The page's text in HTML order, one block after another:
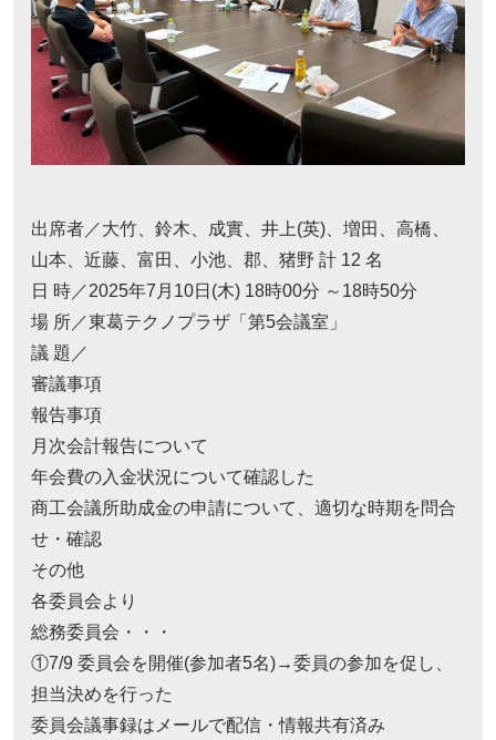
出席者／大竹、鈴木、成實、井上(英)、増田、高橋、
山本、近藤、富田、小池、郡、猪野 計 12 名
日 時／2025年7月10日(木) 18時00分 ～18時50分
場 所／東葛テクノプラザ「第5会議室」
議 題／
審議事項
報告事項
月次会計報告について
年会費の入金状況について確認した
商工会議所助成金の申請について、適切な時期を問合
せ・確認
その他
各委員会より
総務委員会・・・
①7/9 委員会を開催(参加者5名)→委員の参加を促し、
担当決めを行った
委員会議事録はメールで配信・情報共有済み